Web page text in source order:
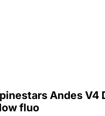
Andes V4
fluo